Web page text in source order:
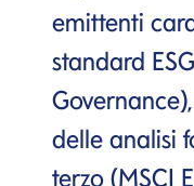
emittenti
standard
delle analisi
terzo (MSCI